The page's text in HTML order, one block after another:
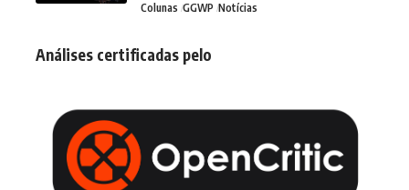
Colunas GGWP Notícias
Análises certificadas pelo